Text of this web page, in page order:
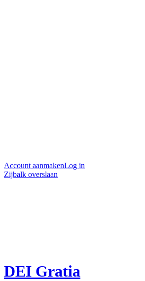
Account aanmakenLog in
Zijbalk overslaan
DEI Gratia